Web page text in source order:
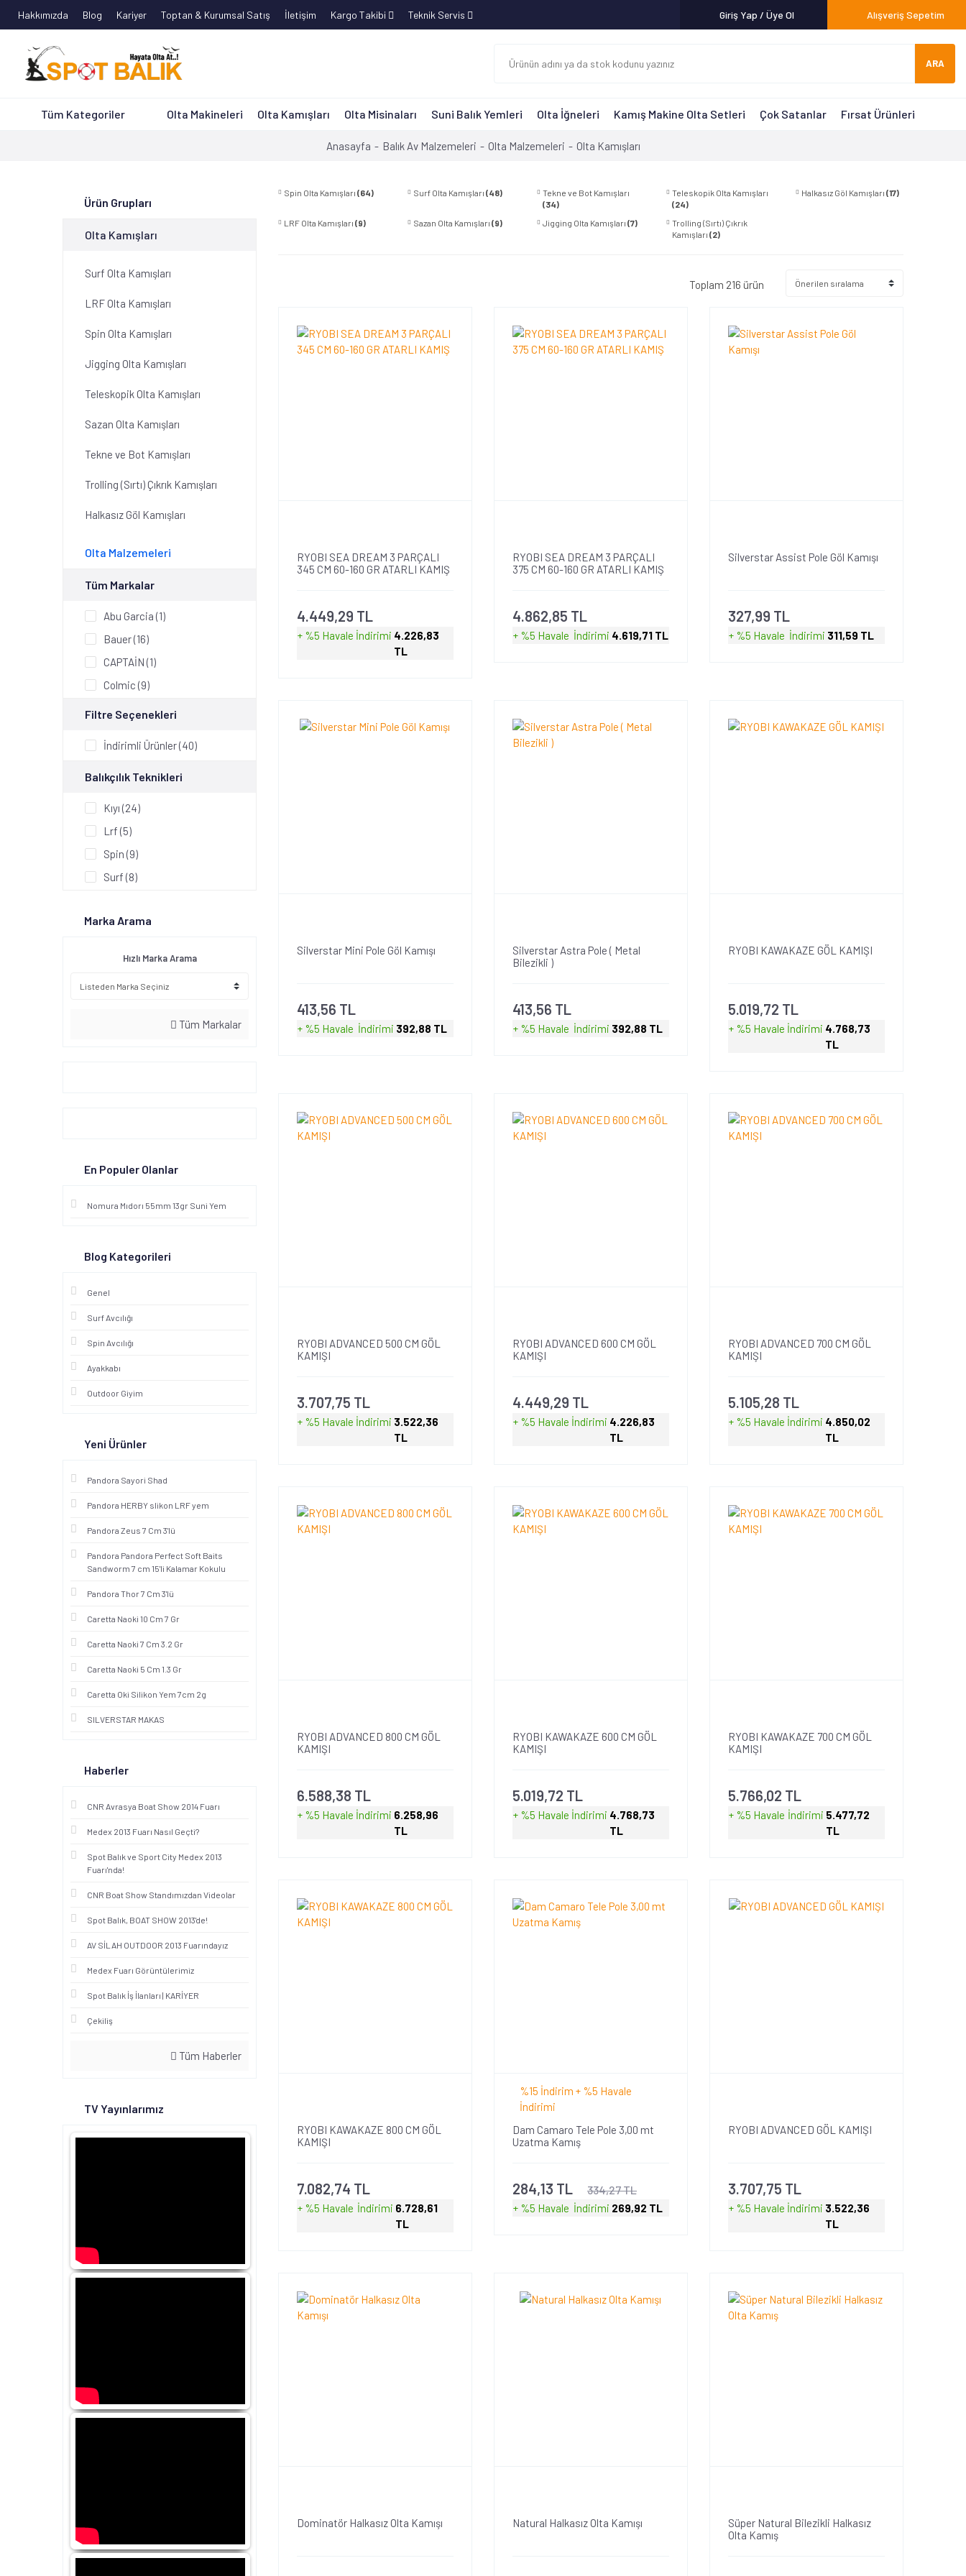
Hakkımızda Blog Kariyer Toptan & Kurumsal Satış İletişim Kargo Takibi Teknik Servis Giriş Yap / Üye Ol Alışveriş Sepetim
ARA
Tüm Kategoriler Olta Makineleri Olta Kamışları Olta Misinaları Suni Balık Yemleri Olta İğneleri Kamış Makine Olta Setleri Çok Satanlar Fırsat Ürünleri
Anasayfa Balık Av Malzemeleri Olta Malzemeleri Olta Kamışları
Ürün Grupları
Olta Kamışları
Surf Olta Kamışları
LRF Olta Kamışları
Spin Olta Kamışları
Jigging Olta Kamışları
Teleskopik Olta Kamışları
Sazan Olta Kamışları
Tekne ve Bot Kamışları
Trolling (Sırtı) Çıkrık Kamışları
Halkasız Göl Kamışları
Olta Malzemeleri
Tüm Markalar
Abu Garcia (1)
Bauer (16)
CAPTAİN (1)
Colmic (9)
D.A.M (4)
EUROFİSH (20)
Falcon (2)
Okuma (3)
RONTHOMPSON (1)
Ryobi (76)
Filtre Seçenekleri
İndirimli Ürünler (40)
Balıkçılık Teknikleri
Kıyı (24)
Lrf (5)
Spin (9)
Surf (8)
Tekne (1)
Marka Arama
Hızlı Marka Arama
Tüm Markalar
En Populer Olanlar
Nomura Mıdorı 55mm 13gr Suni Yem
Blog Kategorileri
Genel
Surf Avcılığı
Spin Avcılığı
Ayakkabı
Outdoor Giyim
Yeni Ürünler
Pandora Sayori Shad
Pandora HERBY slikon LRF yem
Pandora Zeus 7 Cm 3'lü
Pandora Pandora Perfect Soft Baits
Sandworm 7 cm 15'li Kalamar Kokulu
Pandora Thor 7 Cm 3'lü
Caretta Naoki 10 Cm 7 Gr
Caretta Naoki 7 Cm 3.2 Gr
Caretta Naoki 5 Cm 1.3 Gr
Caretta Oki Silikon Yem 7cm 2g
SILVERSTAR MAKAS
Haberler
CNR Avrasya Boat Show 2014 Fuarı
Medex 2013 Fuarı Nasıl Geçti?
Spot Balık ve Sport City Medex 2013
Fuarı'nda!
CNR Boat Show Standımızdan Videolar
Spot Balık, BOAT SHOW 2013'de!
AV SİLAH OUTDOOR 2013 Fuarındayız
Medex Fuarı Görüntülerimiz
Spot Balık İş İlanları | KARİYER
Çekiliş
Tüm Haberler
TV Yayınlarımız
Spin Olta Kamışları (64) Surf Olta Kamışları (48)
Tekne ve Bot Kamışları
(34)
Teleskopik Olta Kamışları
(24)
Halkasız Göl Kamışları (17)
LRF Olta Kamışları (9) Sazan Olta Kamışları (9) Jigging Olta Kamışları (7)
Trolling (Sırtı) Çıkrık
Kamışları (2)
Toplam 216 ürün
RYOBI SEA DREAM 3 PARÇALI
345 CM 60-160 GR ATARLI KAMIŞ
4.449,29 TL
+ %5 Havale İndirimi 4.226,83
TL
RYOBI SEA DREAM 3 PARÇALI
375 CM 60-160 GR ATARLI KAMIŞ
4.862,85 TL
+ %5 Havale İndirimi 4.619,71 TL
Silverstar Assist Pole Göl Kamışı
327,99 TL
+ %5 Havale İndirimi 311,59 TL
Silverstar Mini Pole Göl Kamışı
413,56 TL
+ %5 Havale İndirimi 392,88 TL
Silverstar Astra Pole ( Metal
Bilezikli )
413,56 TL
+ %5 Havale İndirimi 392,88 TL
RYOBI KAWAKAZE GÖL KAMIŞI
5.019,72 TL
+ %5 Havale İndirimi 4.768,73
TL
RYOBI ADVANCED 500 CM GÖL
KAMIŞI
3.707,75 TL
+ %5 Havale İndirimi 3.522,36
TL
RYOBI ADVANCED 600 CM GÖL
KAMIŞI
4.449,29 TL
+ %5 Havale İndirimi 4.226,83
TL
RYOBI ADVANCED 700 CM GÖL
KAMIŞI
5.105,28 TL
+ %5 Havale İndirimi 4.850,02
TL
RYOBI ADVANCED 800 CM GÖL
KAMIŞI
6.588,38 TL
+ %5 Havale İndirimi 6.258,96
TL
RYOBI KAWAKAZE 600 CM GÖL
KAMIŞI
5.019,72 TL
+ %5 Havale İndirimi 4.768,73
TL
RYOBI KAWAKAZE 700 CM GÖL
KAMIŞI
5.766,02 TL
+ %5 Havale İndirimi 5.477,72
TL
RYOBI KAWAKAZE 800 CM GÖL
KAMIŞI
7.082,74 TL
+ %5 Havale İndirimi 6.728,61
TL
%15 İndirim + %5 Havale
İndirimi
Dam Camaro Tele Pole 3,00 mt
Uzatma Kamış
284,13 TL 334,27 TL
+ %5 Havale İndirimi 269,92 TL
RYOBI ADVANCED GÖL KAMIŞI
3.707,75 TL
+ %5 Havale İndirimi 3.522,36
TL
Dominatör Halkasız Olta Kamışı Natural Halkasız Olta Kamışı
Süper Natural Bilezikli Halkasız
Olta Kamış